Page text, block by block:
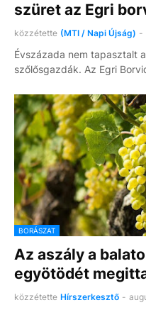
szüret az Egri
közzétette (MTI / Napi Újság) -
Évszázada nem tapasztalt
szőlősgazdák. Az Egri
BORÁSZAT
Az aszály a
egyötödét
közzétette Hírszerkesztő -